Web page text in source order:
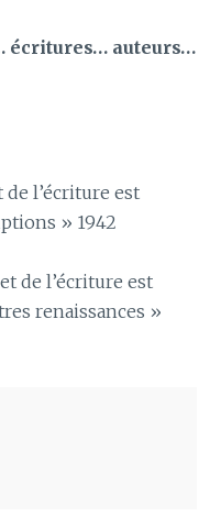
écritures… auteurs…
l’écriture est
» 1942
de l’écriture est
renaissances »